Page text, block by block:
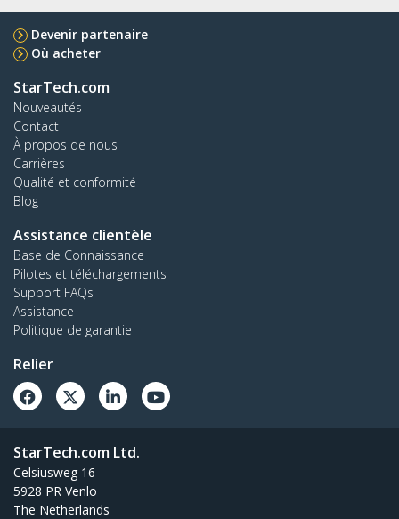
Devenir partenaire
Où acheter
StarTech.com
Nouveautés
Contact
À propos de nous
Carrières
Qualité et conformité
Blog
Assistance clientèle
Base de Connaissance
Pilotes et téléchargements
Support FAQs
Assistance
Politique de garantie
Relier
StarTech.com Ltd.
Celsiusweg 16
5928 PR Venlo
The Netherlands